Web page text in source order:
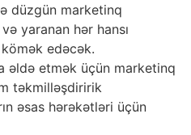
düzgün marketinq
yaranan hər hansı
edəcək.
əldə etmək üçün marketinq
təkmilləşdiririk
əsas hərəkətləri üçün